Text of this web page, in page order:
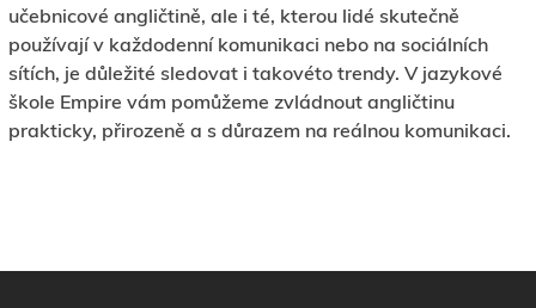
učebnicové angličtině, ale i té, kterou lidé skutečně
používají v každodenní komunikaci nebo na sociálních
sítích, je důležité sledovat i takovéto trendy. V jazykové
škole Empire vám pomůžeme zvládnout angličtinu
prakticky, přirozeně a s důrazem na reálnou komunikaci.